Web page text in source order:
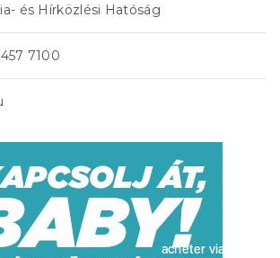
és Hírközlési Hatóság
7100
acheter viagra sans